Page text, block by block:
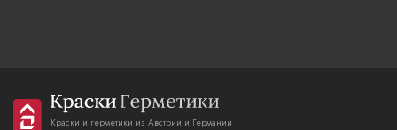
Краски и герметики из Австрии и Германии